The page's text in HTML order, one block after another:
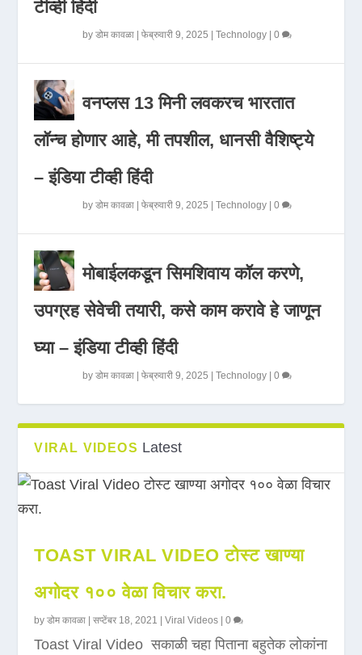
टीव्ही हिंदी
byडोम कावळा |फेब्रुवारी 9, 2025 |Technology |0
वनप्लस 13 मिनी लवकरच भारतात
लॉन्च होणार आहे, मी तपशील, धानसी वैशिष्ट्ये
– इंडिया टीव्ही हिंदी
byडोम कावळा |फेब्रुवारी 9, 2025 |Technology |0
मोबाईलकडून सिमशिवाय कॉल करणे,
उपग्रह सेवेची तयारी, कसे काम करावे हे जाणून
घ्या – इंडिया टीव्ही हिंदी
byडोम कावळा |फेब्रुवारी 9, 2025 |Technology |0
VIRAL VIDEOS Latest
TOAST VIRAL VIDEO टोस्ट खाण्या
अगोदर १०० वेळा विचार करा.
byडोम कावळा |सप्टेंबर 18, 2021 |Viral Videos |0
Toast Viral Video सकाळी चहा पिताना बहुतेक लोकांना